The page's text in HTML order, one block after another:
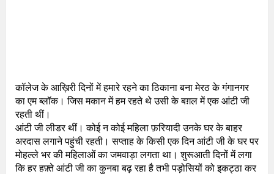
कॉलेज के आख़िरी दिनों में हमारे रहने का ठिकाना बना मेरठ के गंगानगर
का एम ब्लॉक। जिस मकान में हम रहते थे उसी के बग़ल में एक आंटी जी
रहती थीं।
आंटी जी लीडर थीं। कोई न कोई महिला फ़रियादी उनके घर के बाहर
अरदास लगाने पहुंची रहती। सप्ताह के किसी एक दिन आंटी जी के घर पर
मोहल्ले भर की महिलाओं का जमवाड़ा लगता था। शुरूआती दिनों में लगा
कि हर हफ़्ते आंटी जी का कुनबा बढ़ रहा है तभी पड़ोसियों को इकट्ठा कर